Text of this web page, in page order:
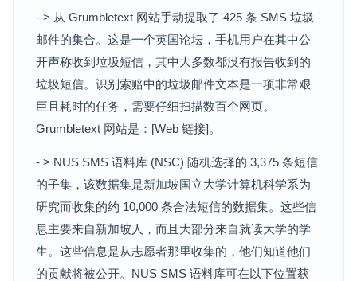
- > 从 Grumbletext 网站手动提取了 425 条 SMS 垃圾
邮件的集合。这是一个英国论坛，手机用户在其中公
开声称收到垃圾短信，其中大多数都没有报告收到的
垃圾短信。识别索赔中的垃圾邮件文本是一项非常艰
巨且耗时的任务，需要仔细扫描数百个网页。
Grumbletext 网站是：[Web 链接]。
- > NUS SMS 语料库 (NSC) 随机选择的 3,375 条短信
的子集，该数据集是新加坡国立大学计算机科学系为
研究而收集的约 10,000 条合法短信的数据集。这些信
息主要来自新加坡人，而且大部分来自就读大学的学
生。这些信息是从志愿者那里收集的，他们知道他们
的贡献将被公开。NUS SMS 语料库可在以下位置获